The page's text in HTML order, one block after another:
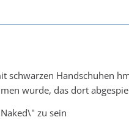
schwarzen Handschuhen
wurde, das dort
zu sein